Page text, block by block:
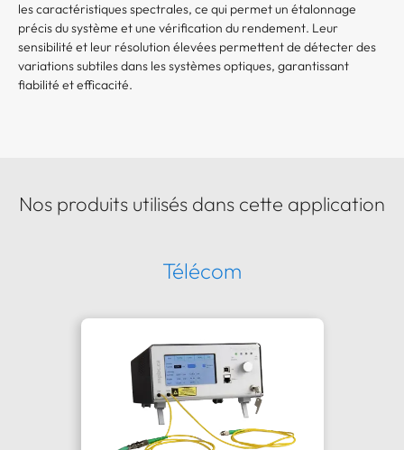
les caractéristiques spectrales, ce qui permet un étalonnage
précis du système et une vérification du rendement. Leur
sensibilité et leur résolution élevées permettent de détecter des
variations subtiles dans les systèmes optiques, garantissant
fiabilité et efficacité.
Nos produits utilisés dans cette application
Télécom